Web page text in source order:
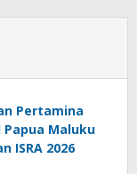
Pertamina
Maluku
ISRA 2026